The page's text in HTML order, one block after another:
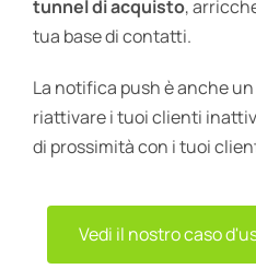
tunnel di acquisto,
tua base di contatti.
La notifica push è anche
riattivare i tuoi clienti
di prossimità con i tuoi
Vedi il nostro caso